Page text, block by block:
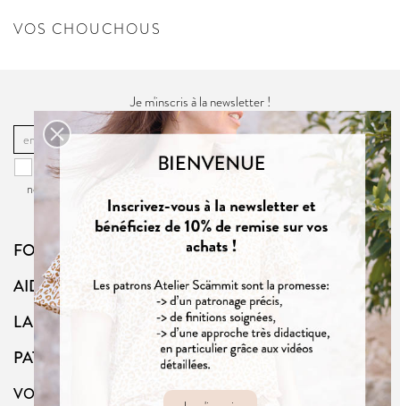
VOS CHOUCHOUS
Je m'inscris à la newsletter !
OK
Vous pouvez vous désinscrire à tout moment. Vous trouverez pour cela
nos informations de contact dans la
du site.
FOLLOW US
AIDE
LA BOUTIQUE
PATRONS
VOTRE COMPTE